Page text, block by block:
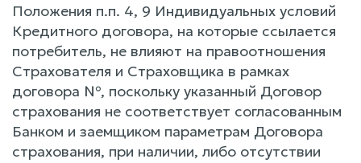
Положения п.п. 4, 9 Индивидуальных условий
Кредитного договора, на которые ссылается
потребитель, не влияют на правоотношения
Страхователя и Страховщика в рамках
договора №, поскольку указанный Договор
страхования не соответствует согласованным
Банком и заемщиком параметрам Договора
страхования, при наличии, либо отсутствии